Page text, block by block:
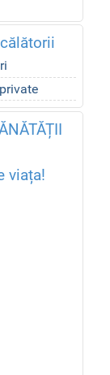
viața!